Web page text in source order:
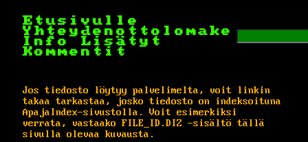
Etusivulle
Yhteydenottolomake
Info
Lisätyt
Kommentit
Jos tiedosto löytyy palvelimelta, voit linkin
takaa tarkastaa, josko tiedosto on indeksoituna
ApajaIndex-sivustolla. Voit esimerkiksi
verrata, vastaako FILE_ID.DIZ -sisältö tällä
sivulla olevaa kuvausta.